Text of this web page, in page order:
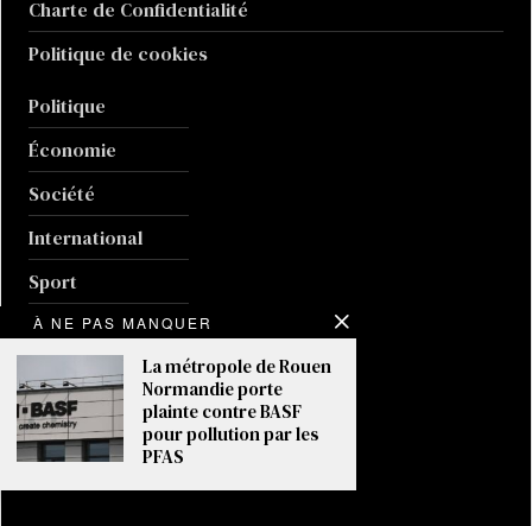
Charte de Confidentialité
Politique de cookies
Politique
Économie
Société
International
Sport
Culture
Guerre en Ukraine
Climat
À NE PAS MANQUER
La métropole de Rouen
Normandie porte
plainte contre BASF
pour pollution par les
PFAS